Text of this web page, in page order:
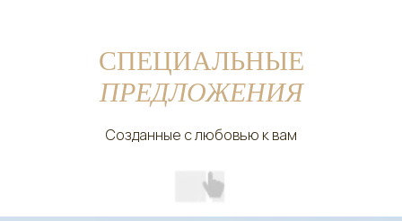
СПЕЦИАЛЬНЫЕ
ПРЕДЛОЖЕНИЯ
Созданные с любовью к вам